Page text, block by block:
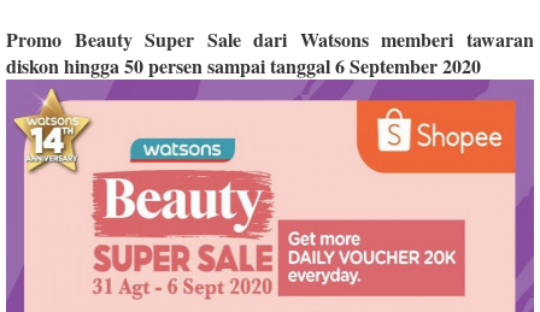
Promo Beauty Super Sale dari Watsons memberi tawaran
diskon hingga 50 persen sampai tanggal 6 September 2020